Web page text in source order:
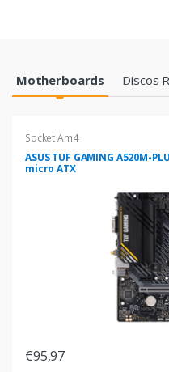
Products Grid
Motherboards Discos
Socket Am4
ASUS TUF GAMING A520M-
micro ATX
€95,97